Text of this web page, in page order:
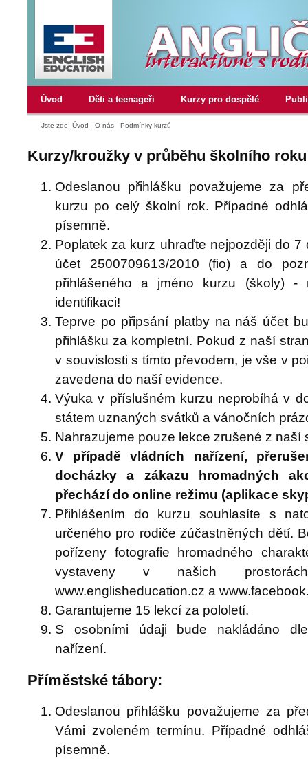
Kurzy/kroužky v průběhu školního
Odeslanou přihlášku považujeme za
kurzu po celý školní rok. Případné
písemně.
Poplatek za kurz uhraďte nejpozději do
účet 2500709613/2010 (fio) a do
přihlášeného a jméno kurzu (školy) -
identifikaci!
Teprve po připsání platby na náš účet
přihlášku za kompletní. Pokud z naší
v souvislosti s tímto převodem, je vše v
zavedena do naší evidence.
Výuka v příslušném kurzu neprobíhá v
státem uznaných svátků a vánočních
Nahrazujeme pouze lekce zrušené z naší
V případě vládních nařízení,
docházky a zákazu hromadných
přechází do online režimu (aplikace
Přihlášením do kurzu souhlasíte s
určeného pro rodiče zúčastněných dětí.
pořízeny fotografie hromadného
vystaveny v našich
www.englisheducation.cz a
Garantujeme 15 lekcí za pololetí.
S osobními údaji bude nakládáno
nařízení.
Příměstské tábory:
Odeslanou přihlášku považujeme za
Vámi zvoleném termínu. Případné
písemně.
Úvod Děti a teenageři Kurzy pro dospělé
Jste zde: Úvod - O nás - Podmínky kurzů